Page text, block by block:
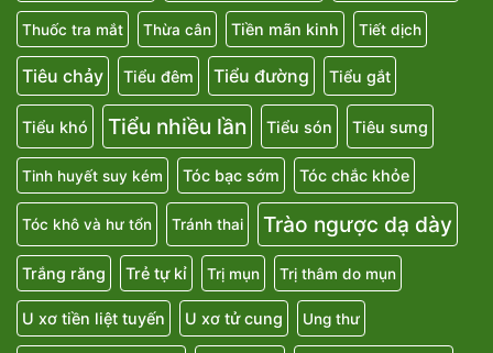
Thuốc tra mắt Thừa cân Tiền mãn kinh Tiết dịch
Tiêu chảy Tiểu đêm Tiểu đường Tiểu gắt
Tiểu khó Tiểu nhiều lần Tiểu són Tiêu sưng
Tinh huyết suy kém Tóc bạc sớm Tóc chắc khỏe
Tóc khô và hư tổn Tránh thai Trào ngược dạ dày
Trắng răng Trẻ tự kỉ Trị mụn Trị thâm do mụn
U xơ tiền liệt tuyến U xơ tử cung Ung thư